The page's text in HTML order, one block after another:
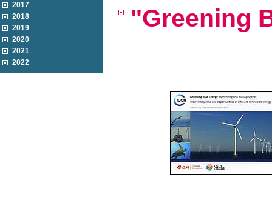
2017
2018
2019
2020
2021
2022
"Greening